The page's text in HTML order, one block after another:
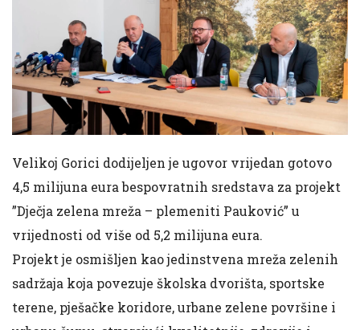
Velikoj Gorici dodijeljen je ugovor vrijedan gotovo
4,5 milijuna eura bespovratnih sredstava za projekt
”Dječja zelena mreža – plemeniti Pauković” u
vrijednosti od više od 5,2 milijuna eura.
Projekt je osmišljen kao jedinstvena mreža zelenih
sadržaja koja povezuje školska dvorišta, sportske
terene, pješačke koridore, urbane zelene površine i